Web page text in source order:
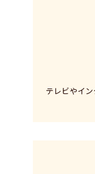
テレビやイ